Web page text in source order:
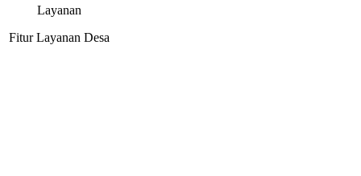
Layanan
Fitur Layanan Desa